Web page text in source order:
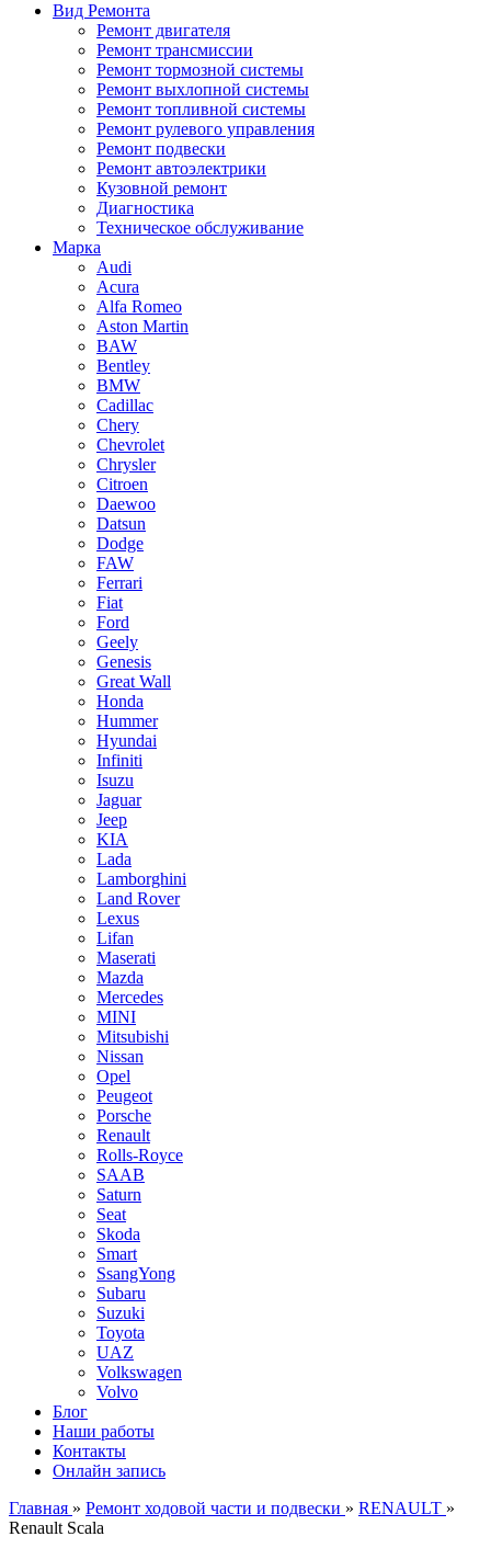
Вид Ремонта
Ремонт двигателя
Ремонт трансмиссии
Ремонт тормозной системы
Ремонт выхлопной системы
Ремонт топливной системы
Ремонт рулевого управления
Ремонт подвески
Ремонт автоэлектрики
Кузовной ремонт
Диагностика
Техническое обслуживание
Марка
Audi
Acura
Alfa Romeo
Aston Martin
BAW
Bentley
BMW
Cadillac
Chery
Chevrolet
Chrysler
Citroen
Daewoo
Datsun
Dodge
FAW
Ferrari
Fiat
Ford
Geely
Genesis
Great Wall
Honda
Hummer
Hyundai
Infiniti
Isuzu
Jaguar
Jeep
KIA
Lada
Lamborghini
Land Rover
Lexus
Lifan
Maserati
Mazda
Mercedes
MINI
Mitsubishi
Nissan
Opel
Peugeot
Porsche
Renault
Rolls-Royce
SAAB
Saturn
Seat
Skoda
Smart
SsangYong
Subaru
Suzuki
Toyota
UAZ
Volkswagen
Volvo
Блог
Наши работы
Контакты
Онлайн запись
Главная » Ремонт ходовой части и подвески » RENAULT »
Renault Scala